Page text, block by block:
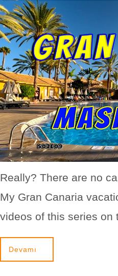
Really? There are no
My Gran Canaria
videos of this series
Devamı